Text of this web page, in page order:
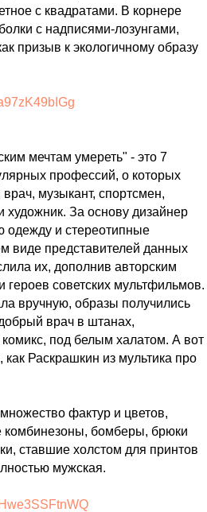
с квадратами. В корнере
с надписями-лозунгами,
призыв к экологичному образу
мечтам умереть" - это 7
профессий, о которых
музыкант, спортсмен,
За основу дизайнер
одежду и стереотипные
виде представителей данных
их, дополнив авторским
советских мультфильмов.
вручную, образы получились
врач в штанах,
комикс, под белым халатом. А вот
как Раскрашкин из мультика про
фактур и цветов,
комбинезоны, бомберы, брюки
ставшие холстом для принтов
мужская.